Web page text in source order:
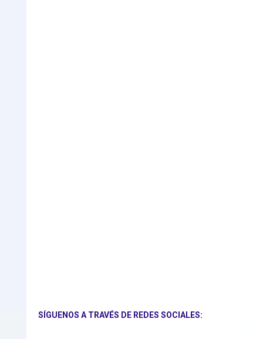
SÍGUENOS A TRAVÉS DE REDES SOCIALES: